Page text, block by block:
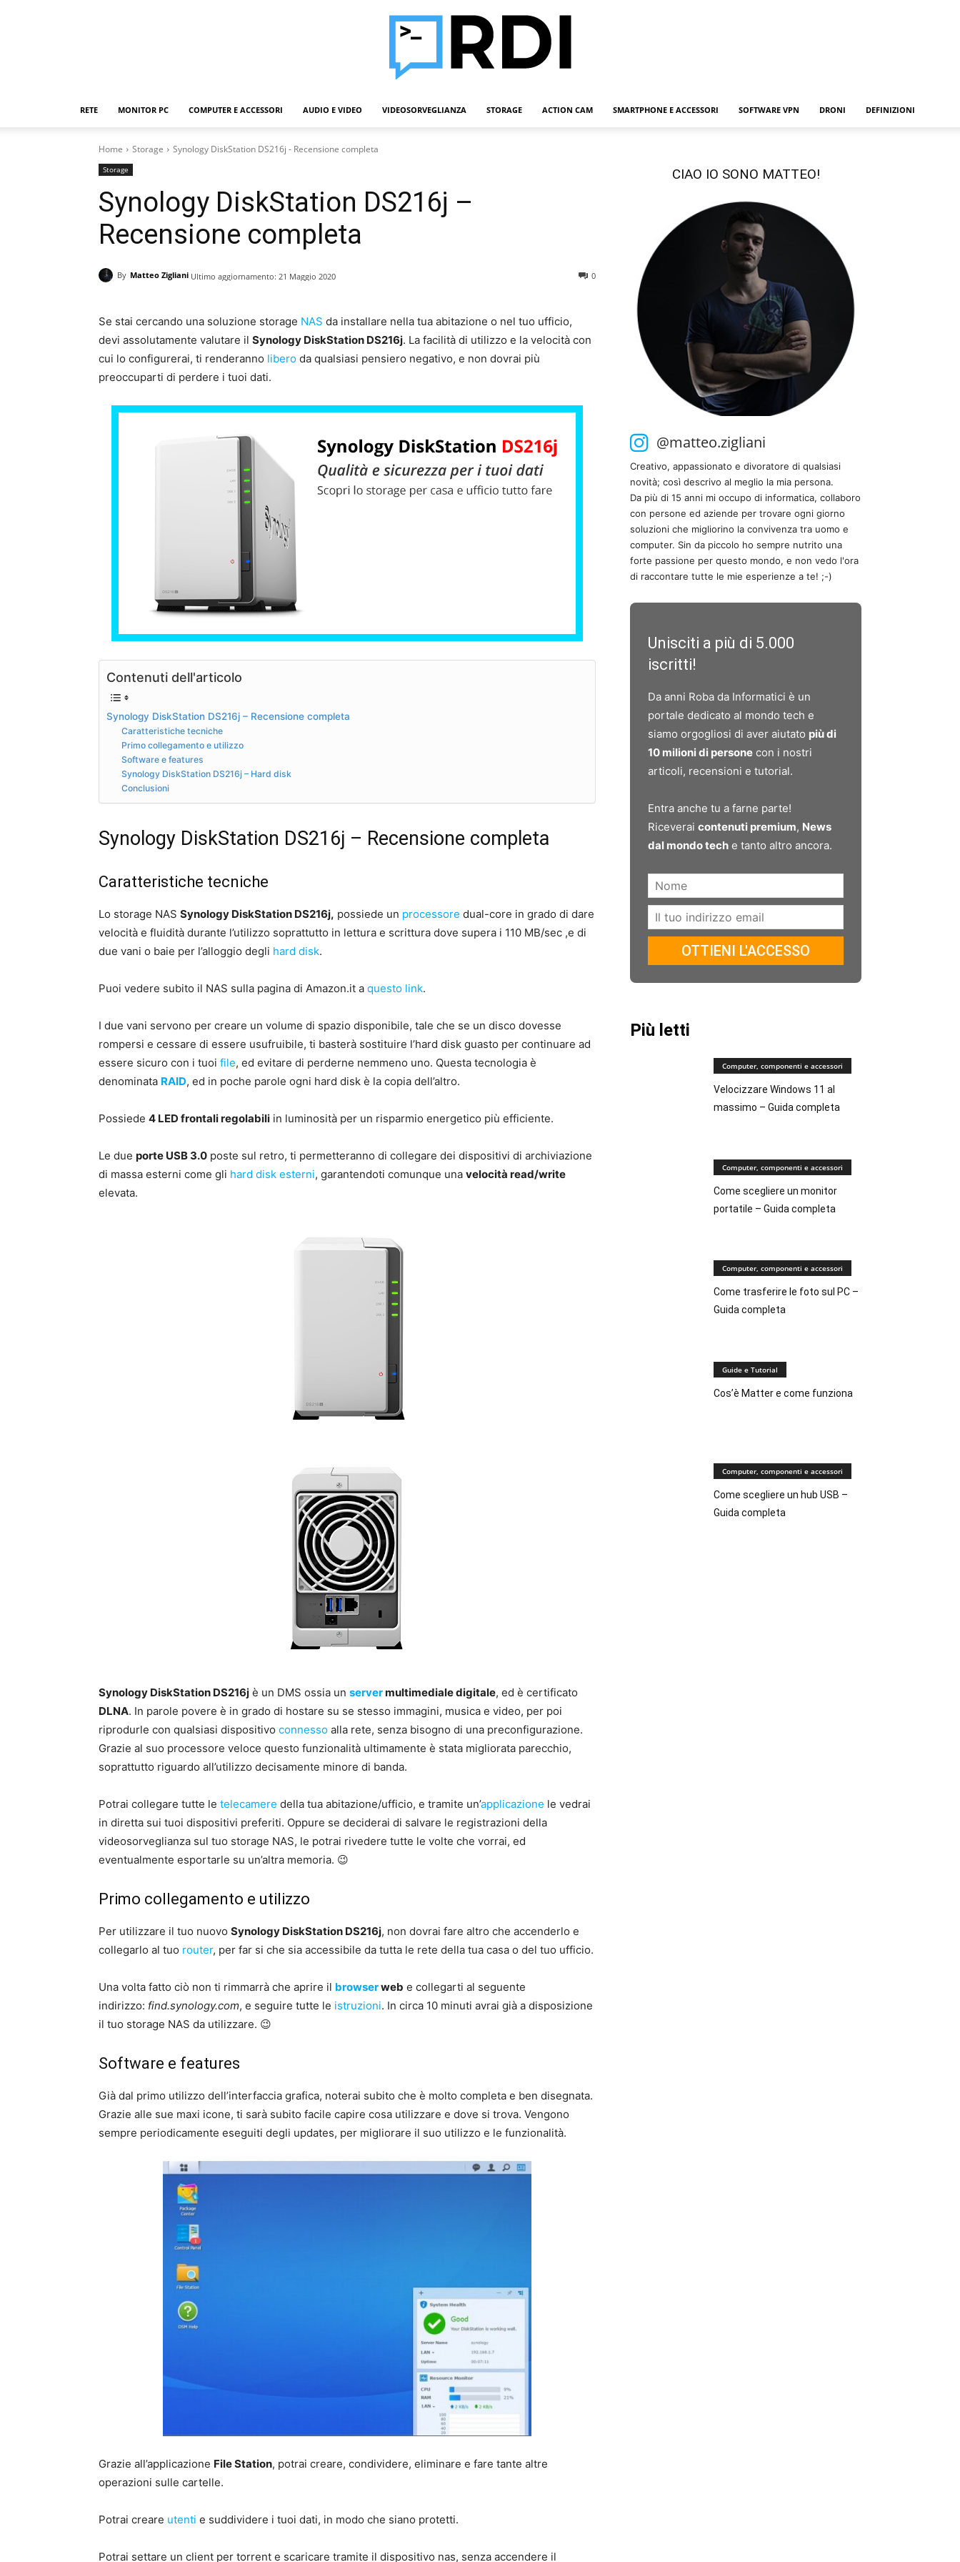
RETE MONITOR PC COMPUTER E ACCESSORI AUDIO E VIDEO VIDEOSORVEGLIANZA STORAGE ACTION CAM SMARTPHONE E ACCESSORI SOFTWARE VPN DRONI DEFINIZIONI
Home Storage Synology DiskStation DS216j - Recensione completa
Storage
Synology DiskStation DS216j –
Recensione completa
By Matteo Zigliani Ultimo aggiornamento: 21 Maggio 2020 0
Se stai cercando una soluzione storage NAS da installare nella tua abitazione o nel tuo ufficio,
devi assolutamente valutare il Synology DiskStation DS216j. La facilità di utilizzo e la velocità con
cui lo configurerai, ti renderanno libero da qualsiasi pensiero negativo, e non dovrai più
preoccuparti di perdere i tuoi dati.
Contenuti dell'articolo
Synology DiskStation DS216j – Recensione completa
Caratteristiche tecniche
Primo collegamento e utilizzo
Software e features
Synology DiskStation DS216j – Hard disk
Conclusioni
Synology DiskStation DS216j – Recensione completa
Caratteristiche tecniche
Lo storage NAS Synology DiskStation DS216j, possiede un processore dual-core in grado di dare
velocità e fluidità durante l’utilizzo soprattutto in lettura e scrittura dove supera i 110 MB/sec ,e di
due vani o baie per l’alloggio degli hard disk.
Puoi vedere subito il NAS sulla pagina di Amazon.it a questo link.
I due vani servono per creare un volume di spazio disponibile, tale che se un disco dovesse
rompersi e cessare di essere usufruibile, ti basterà sostituire l’hard disk guasto per continuare ad
essere sicuro con i tuoi file, ed evitare di perderne nemmeno uno. Questa tecnologia è
denominata RAID, ed in poche parole ogni hard disk è la copia dell’altro.
Possiede 4 LED frontali regolabili in luminosità per un risparmio energetico più efficiente.
Le due porte USB 3.0 poste sul retro, ti permetteranno di collegare dei dispositivi di archiviazione
di massa esterni come gli hard disk esterni, garantendoti comunque una velocità read/write
elevata.
Synology DiskStation DS216j è un DMS ossia un servermultimediale digitale, ed è certificato
DLNA. In parole povere è in grado di hostare su se stesso immagini, musica e video, per poi
riprodurle con qualsiasi dispositivo connesso alla rete, senza bisogno di una preconfigurazione.
Grazie al suo processore veloce questo funzionalità ultimamente è stata migliorata parecchio,
soprattutto riguardo all’utilizzo decisamente minore di banda.
Potrai collegare tutte le telecamere della tua abitazione/ufficio, e tramite un’applicazione le vedrai
in diretta sui tuoi dispositivi preferiti. Oppure se deciderai di salvare le registrazioni della
videosorveglianza sul tuo storage NAS, le potrai rivedere tutte le volte che vorrai, ed
eventualmente esportarle su un’altra memoria. 😉
Primo collegamento e utilizzo
Per utilizzare il tuo nuovo Synology DiskStation DS216j, non dovrai fare altro che accenderlo e
collegarlo al tuo router, per far si che sia accessibile da tutta le rete della tua casa o del tuo ufficio.
Una volta fatto ciò non ti rimmarrà che aprire il browserweb e collegarti al seguente
indirizzo: find.synology.com, e seguire tutte le istruzioni. In circa 10 minuti avrai già a disposizione
il tuo storage NAS da utilizzare. 😉
Software e features
Già dal primo utilizzo dell’interfaccia grafica, noterai subito che è molto completa e ben disegnata.
Grazie alle sue maxi icone, ti sarà subito facile capire cosa utilizzare e dove si trova. Vengono
sempre periodicamente eseguiti degli updates, per migliorare il suo utilizzo e le funzionalità.
Grazie all’applicazione File Station, potrai creare, condividere, eliminare e fare tante altre
operazioni sulle cartelle.
Potrai creare utenti e suddividere i tuoi dati, in modo che siano protetti.
Potrai settare un client per torrent e scaricare tramite il dispositivo nas, senza accendere il
CIAO IO SONO MATTEO!
@matteo.zigliani
Creativo, appassionato e divoratore di qualsiasi
novità; così descrivo al meglio la mia persona.
Da più di 15 anni mi occupo di informatica, collaboro
con persone ed aziende per trovare ogni giorno
soluzioni che migliorino la convivenza tra uomo e
computer. Sin da piccolo ho sempre nutrito una
forte passione per questo mondo, e non vedo l'ora
di raccontare tutte le mie esperienze a te! ;-)
Unisciti a più di 5.000
iscritti!
Da anni Roba da Informatici è un
portale dedicato al mondo tech e
siamo orgogliosi di aver aiutato più di
10 milioni di persone con i nostri
articoli, recensioni e tutorial.
Entra anche tu a farne parte!
Riceverai contenuti premium, News
dal mondo tech e tanto altro ancora.
Più letti
Computer, componenti e accessori
Velocizzare Windows 11 al
massimo – Guida completa
Computer, componenti e accessori
Come scegliere un monitor
portatile – Guida completa
Computer, componenti e accessori
Come trasferire le foto sul PC –
Guida completa
Guide e Tutorial
Cos’è Matter e come funziona
Computer, componenti e accessori
Come scegliere un hub USB –
Guida completa